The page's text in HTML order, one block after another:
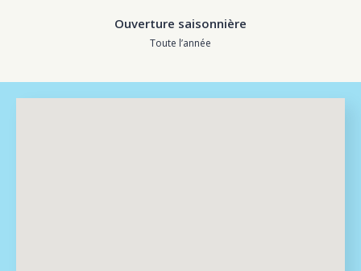
Ouverture saisonnière
Toute l’année